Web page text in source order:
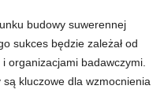
budowy suwerennej
sukces będzie zależał od
organizacjami badawczymi.
kluczowe dla wzmocnienia